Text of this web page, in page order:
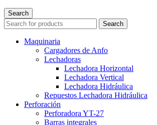
Search
Search
Maquinaria
Cargadores de Anfo
Lechadoras
Lechadora Horizontal
Lechadora Vertical
Lechadora Hidráulica
Repuestos Lechadora Hidráulica
Perforación
Perforadora YT-27
Barras integrales